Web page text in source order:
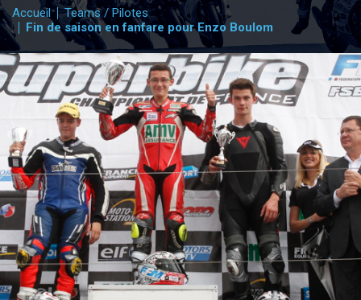
PARTENAIRES
PRESSE
PRESSE
accéder à la billetterie
Accueil
Teams / Pilotes
Fin de saison en fanfare pour Enzo Boulom